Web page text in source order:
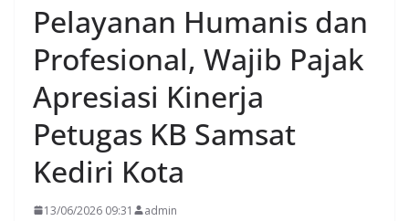
Pelayanan Humanis dan
Profesional, Wajib Pajak
Apresiasi Kinerja
Petugas KB Samsat
Kediri Kota
13/06/2026 09:31 admin